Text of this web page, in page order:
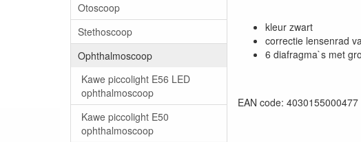
Otoscoop
Stethoscoop
Ophthalmoscoop
Kawe piccolight E56 LED
ophthalmoscoop
Kawe piccolight E50
ophthalmoscoop
kleur zwart
correctie lensenrad
6 diafragma`s met
EAN code: 4030155000477